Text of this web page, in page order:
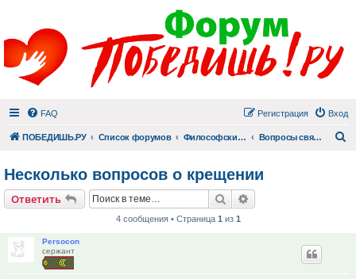
FAQ Вход
Регистрация
ПОБЕДИШЬ.РУ Список форумов Философский раздел Вопросы священнику
Несколько вопросов о крещении
Ответить Поиск
4 сообщения • Страница 1 из 1
Persocon
сержант